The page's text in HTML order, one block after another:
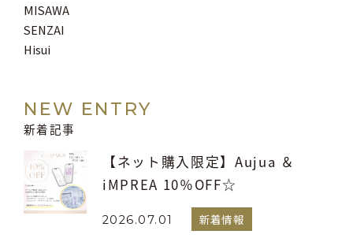
MISAWA
SENZAI
Hisui
NEW ENTRY
新着記事
【ネット購入限定】Aujua ＆
iMPREA 10％OFF☆
2026.07.01 新着情報